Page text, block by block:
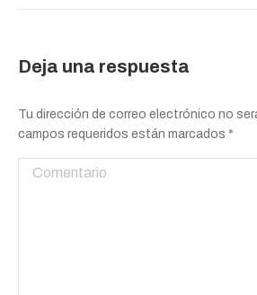
Deja una respuesta
Tu dirección de correo electrónico no
campos requeridos están marcados *
Comentario